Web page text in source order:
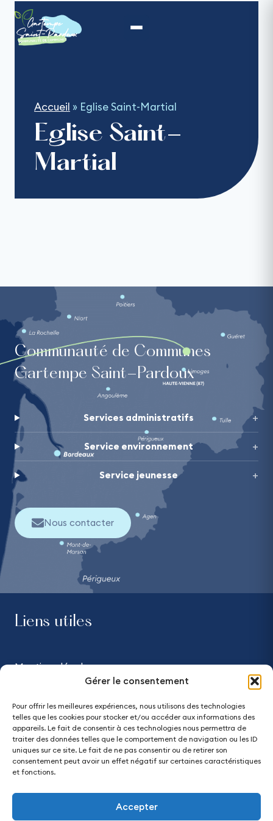
Gérer le consentement
Pour offrir les meilleures expériences, nous utilisons des technologies
telles que les cookies pour stocker et/ou accéder aux informations des
appareils. Le fait de consentir à ces technologies nous permettra de
traiter des données telles que le comportement de navigation ou les ID
uniques sur ce site. Le fait de ne pas consentir ou de retirer son
consentement peut avoir un effet négatif sur certaines caractéristiques
et fonctions.
Accepter
contenu
Accueil » Eglise Saint-Martial
Eglise Saint-
Martial
Communauté de Communes
Gartempe Saint-Pardoux
Services administratifs
Service environnement
Service jeunesse
Nous contacter
Liens utiles
Mentions légales
Accessibilité - partiellement conforme
Plan du site